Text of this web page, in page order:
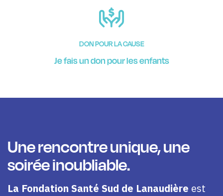
DON POUR LA CAUSE
Je fais un don pour les enfants
Une rencontre unique, une
soirée inoubliable.
La Fondation Santé Sud de Lanaudière est